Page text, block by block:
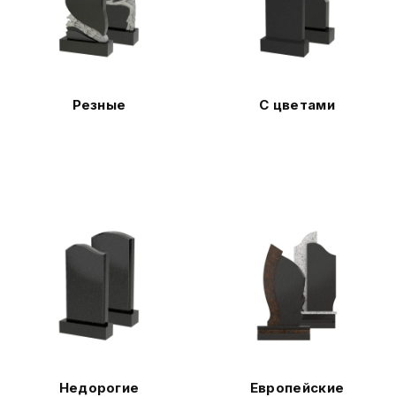
Резные С цветами
Недорогие Европейские